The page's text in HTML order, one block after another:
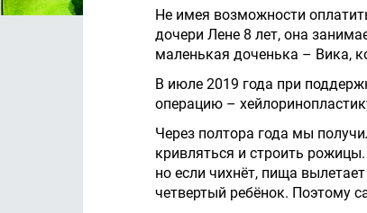
Не имея возможности
дочери Лене 8 лет, она
маленькая доченька – Вика,
В июле 2019 года при
операцию –
Через полтора года мы
кривляться и строить
но если чихнёт, пища
четвертый ребёнок. Поэтому